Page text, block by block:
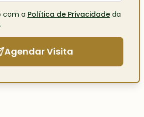
com a Política de Privacidadeda
.
Agendar Visita